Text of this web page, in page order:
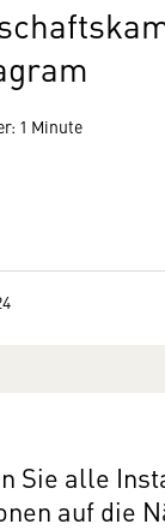
1 Minute
Sie alle
auf die